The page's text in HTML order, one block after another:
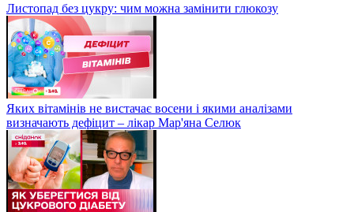
Листопад без цукру: чим можна замінити глюкозу
Яких вітамінів не вистачає восени і якими аналізами
визначають дефіцит – лікар Мар'яна Селюк